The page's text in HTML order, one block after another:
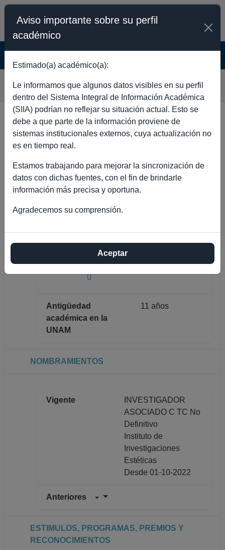
ACADÉMICA - PÚBLICO
OMAR OLIVARES SANDOVAL
Máximo nivel de
Antigüedad
académica en la
UNAM
11 años
NOMBRAMIENTOS
Vigente
INVESTIGADOR
ASOCIADO C TC No
Definitivo
Instituto de
Investigaciones
Estéticas
Desde 01-10-2022
Anteriores
Dirección General de
ESTIMULOS, PROGRAMAS, PREMIOS Y
RECONOCIMIENTOS
Aviso importante sobre su perfil
académico
Estimado(a) académico(a):
Le informamos que algunos datos visibles en su perfil
dentro del Sistema Integral de Información Académica
(SIIA) podrían no reflejar su situación actual. Esto se
debe a que parte de la información proviene de
sistemas institucionales externos, cuya actualización no
es en tiempo real.
Estamos trabajando para mejorar la sincronización de
datos con dichas fuentes, con el fin de brindarle
información más precisa y oportuna.
Agradecemos su comprensión.
Aceptar